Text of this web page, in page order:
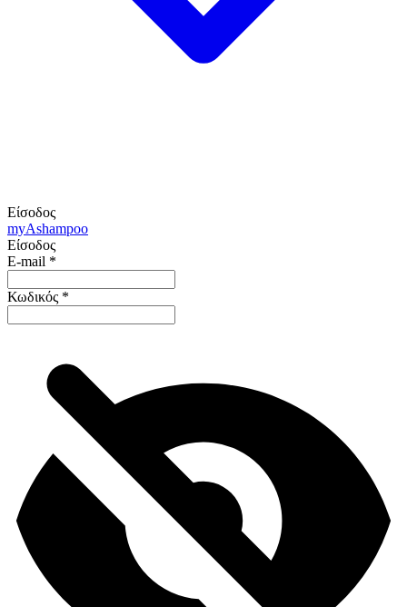
Είσοδος
myAshampoo
Είσοδος
E-mail *
Κωδικός *